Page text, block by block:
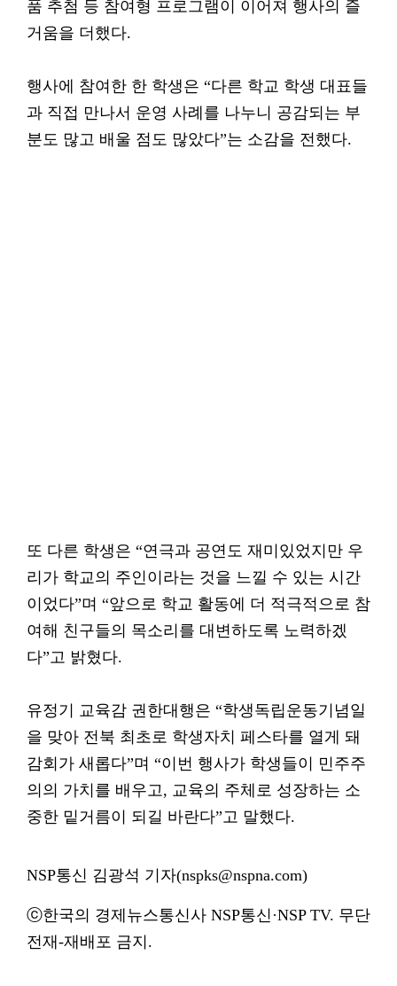
품 추첨 등 참여형 프로그램이 이어져 행사의 즐
거움을 더했다.
행사에 참여한 한 학생은 “다른 학교 학생 대표들
과 직접 만나서 운영 사례를 나누니 공감되는 부
분도 많고 배울 점도 많았다”는 소감을 전했다.
또 다른 학생은 “연극과 공연도 재미있었지만 우
리가 학교의 주인이라는 것을 느낄 수 있는 시간
이었다”며 “앞으로 학교 활동에 더 적극적으로 참
여해 친구들의 목소리를 대변하도록 노력하겠
다”고 밝혔다.
유정기 교육감 권한대행은 “학생독립운동기념일
을 맞아 전북 최초로 학생자치 페스타를 열게 돼
감회가 새롭다”며 “이번 행사가 학생들이 민주주
의의 가치를 배우고, 교육의 주체로 성장하는 소
중한 밑거름이 되길 바란다”고 말했다.
NSP통신 김광석 기자(nspks@nspna.com)
ⓒ한국의 경제뉴스통신사 NSP통신·NSP TV. 무단
전재-재배포 금지.